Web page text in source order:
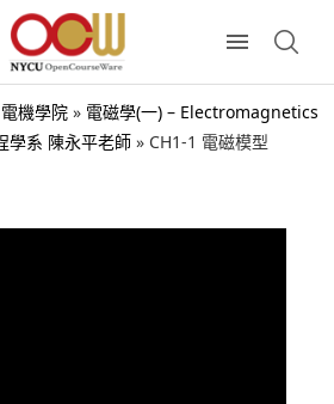
電機學院 » 電磁學(一) – Electromagnetics
學系 陳永平老師 » CH1-1 電磁模型